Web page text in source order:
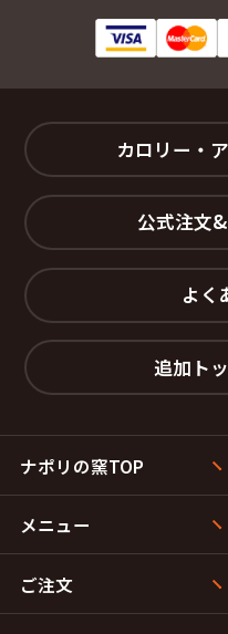
カロリー・
公式注文
よく
追加ト
ナポリの窯TOP
メニュー
ご注文